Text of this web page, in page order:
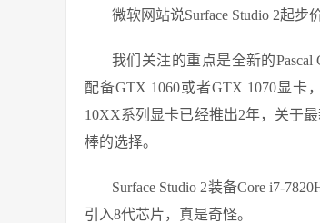
微软网站说Surface Studio 2起
我们关注的重点是全新的Pascal
配备GTX 1060或者GTX 1070显
10XX系列显卡已经推出2年，关于
棒的选择。
Surface Studio 2装备Core i7-
引入8代芯片，真是奇怪。